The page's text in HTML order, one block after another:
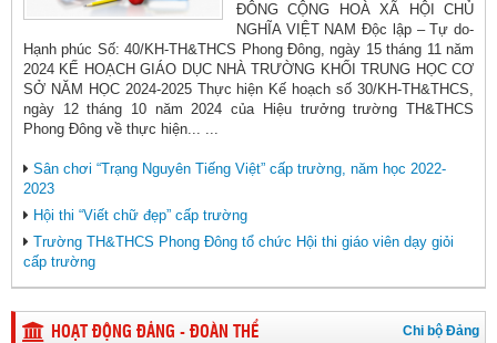
ĐÔNG CỘNG HOÀ XÃ HỘI CHỦ
NGHĨA VIỆT NAM Độc lập – Tự do-
Hạnh phúc Số: 40/KH-TH&THCS Phong Đông, ngày 15 tháng 11 năm
2024 KẾ HOẠCH GIÁO DỤC NHÀ TRƯỜNG KHỐI TRUNG HỌC CƠ
SỞ NĂM HỌC 2024-2025 Thực hiện Kế hoạch số 30/KH-TH&THCS,
ngày 12 tháng 10 năm 2024 của Hiệu trưởng trường TH&THCS
Phong Đông về thực hiện... ...
Sân chơi “Trạng Nguyên Tiếng Việt” cấp trường, năm học 2022-
2023
Hội thi “Viết chữ đẹp” cấp trường
Trường TH&THCS Phong Đông tổ chức Hội thi giáo viên dạy giỏi
cấp trường
HOẠT ĐỘNG ĐẢNG - ĐOÀN THỂ Chi bộ Đảng